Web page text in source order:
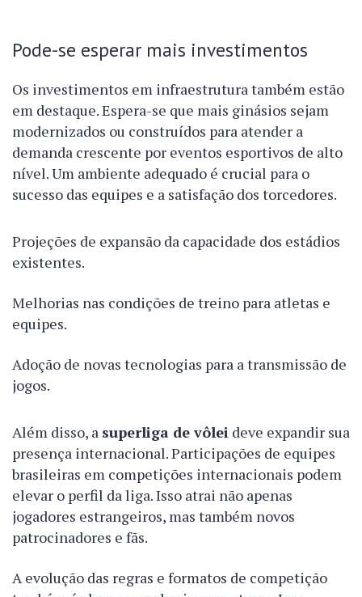
Pode-se esperar mais investimentos
Os investimentos em infraestrutura também estão
em destaque. Espera-se que mais ginásios sejam
modernizados ou construídos para atender a
demanda crescente por eventos esportivos de alto
nível. Um ambiente adequado é crucial para o
sucesso das equipes e a satisfação dos torcedores.
Projeções de expansão da capacidade dos estádios
existentes.
Melhorias nas condições de treino para atletas e
equipes.
Adoção de novas tecnologias para a transmissão de
jogos.
Além disso, a superliga de vôlei deve expandir sua
presença internacional. Participações de equipes
brasileiras em competições internacionais podem
elevar o perfil da liga. Isso atrai não apenas
jogadores estrangeiros, mas também novos
patrocinadores e fãs.
A evolução das regras e formatos de competição